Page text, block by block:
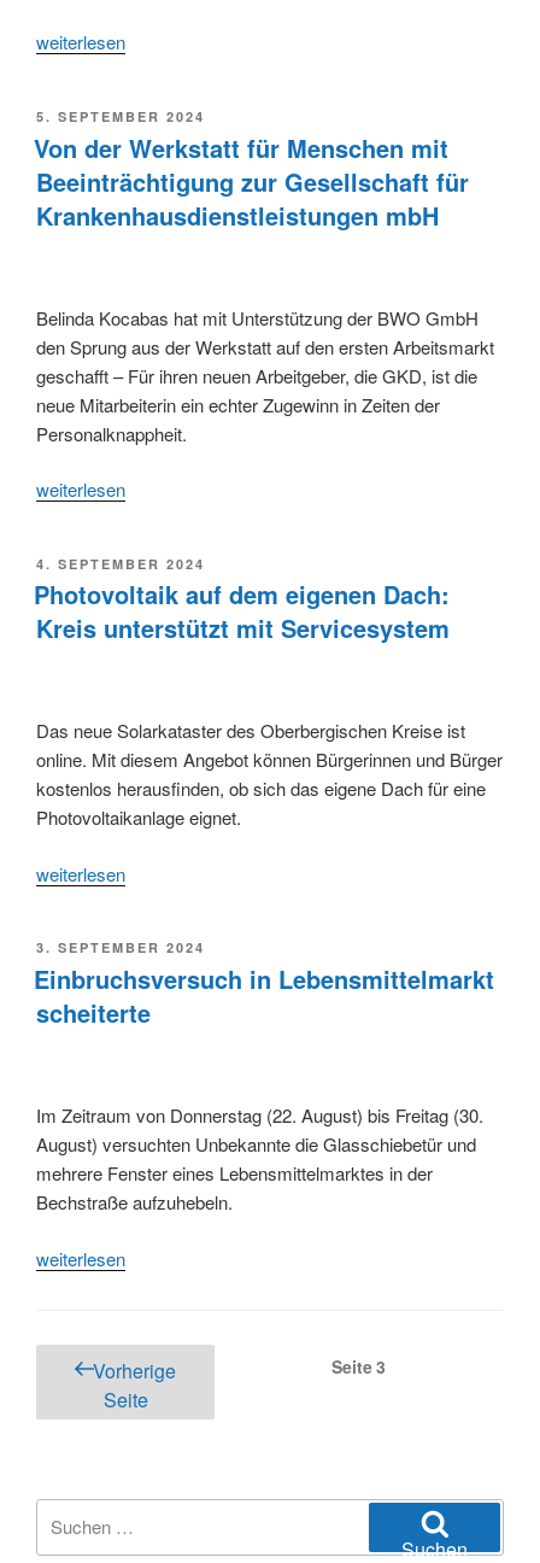
„Schülerinnen
der
Musikschule
der
Homburgischen
beim
Vorspieltag“
weiterlesen
VERÖFFENTLICHT
AM
5. SEPTEMBER 2024
Von der Werkstatt für Menschen mit
Beeinträchtigung zur Gesellschaft für
Krankenhausdienstleistungen mbH
Belinda Kocabas hat mit Unterstützung der BWO GmbH
den Sprung aus der Werkstatt auf den ersten Arbeitsmarkt
geschafft – Für ihren neuen Arbeitgeber, die GKD, ist die
neue Mitarbeiterin ein echter Zugewinn in Zeiten der
Personalknappheit.
„Von
für
Menschen
mit
Gesellschaft
Krankenhausdienstleistungen
mbH“
weiterlesen
VERÖFFENTLICHT
AM
4. SEPTEMBER 2024
Photovoltaik auf dem eigenen Dach:
Kreis unterstützt mit Servicesystem
Das neue Solarkataster des Oberbergischen Kreise ist
online. Mit diesem Angebot können Bürgerinnen und Bürger
kostenlos herausfinden, ob sich das eigene Dach für eine
Photovoltaikanlage eignet.
„Photovoltaik
eigenen
Dach:
Kreis
Servicesystem“
weiterlesen
VERÖFFENTLICHT
AM
3. SEPTEMBER 2024
Einbruchsversuch in Lebensmittelmarkt
scheiterte
Im Zeitraum von Donnerstag (22. August) bis Freitag (30.
August) versuchten Unbekannte die Glasschiebetür und
mehrere Fenster eines Lebensmittelmarktes in der
Bechstraße aufzuhebeln.
„Einbruchsversuch
scheiterte“
weiterlesen
Seitennummerierung
Beiträge
Vorherige
Seite
Seite3
nach:
Suchen